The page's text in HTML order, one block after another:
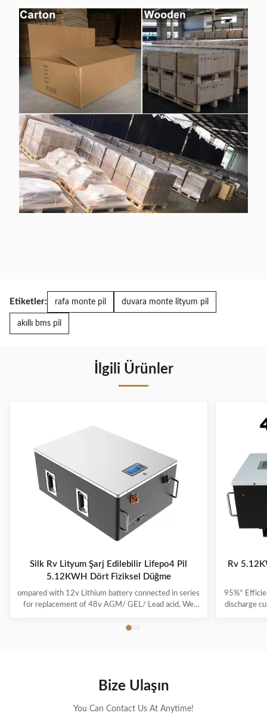
Etiketler: rafa monte pil duvara monte lityum pil
akıllı bms pil
İlgili Ürünler
Silk Rv Lityum Şarj Edilebilir Lifepo4 Pil
5.12KWH Dört Fiziksel Düğme
ompared with 12v Lithium battery connected in series
for replacement of 48v AGM/ GEL/ Lead acid, We
which is more powerful and stable in performance. If
have many advantages over lead-acid. Silk Lithium
Rv
95%*
discharge
Bize Ulaşın
You Can Contact Us At Anytime!